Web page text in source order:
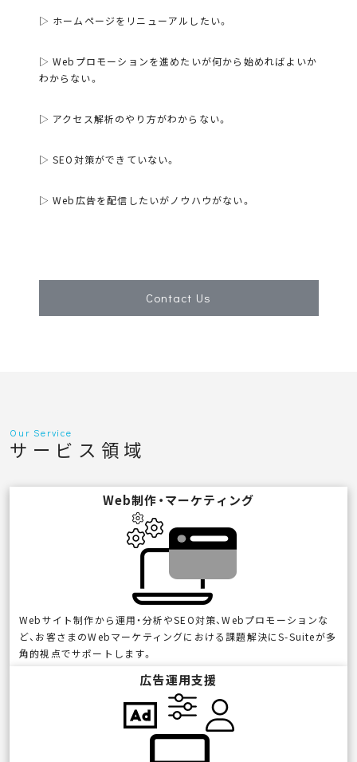
▷ ホームページをリニューアルしたい。
▷ Webプロモーションを進めたいが何から始めればよいか
わからない。
▷ アクセス解析のやり方がわからない。
▷ SEO対策ができていない。
▷ Web広告を配信したいがノウハウがない。
Contact Us
Our Service
サービス領域
Web制作・マーケティング
Webサイト制作から運用・分析やSEO対策、Webプロモーションな
ど、お客さまのWebマーケティングにおける課題解決にS-Suiteが多
角的視点でサポートします。
広告運用支援